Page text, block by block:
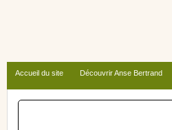
Accueil du site Découvrir Anse Bertrand
Autour d’Anse Bertrand